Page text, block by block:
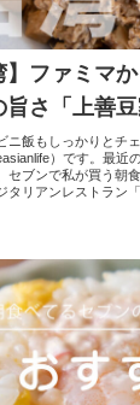
】ファミマ
旨さ「上善豆
ニ飯もしっかりとチ
）です。最近
セブンで私が買う朝
タリアンレストラン「